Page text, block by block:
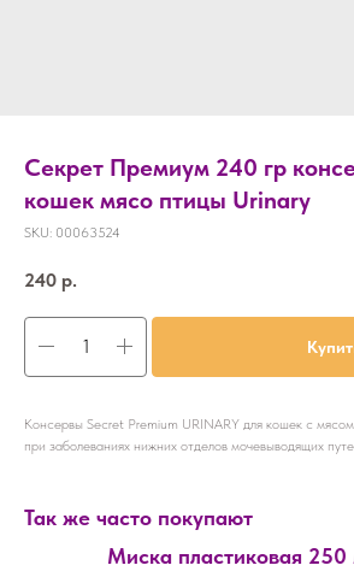
Секрет Премиум 240 гр
кошек мясо птицы Urinary
SKU: 00063524
240 р.
Консервы Secret Premium URINARY для кошек с
при заболеваниях нижних отделов мочевыводящих
Так же часто покупают
Миска пластиковая